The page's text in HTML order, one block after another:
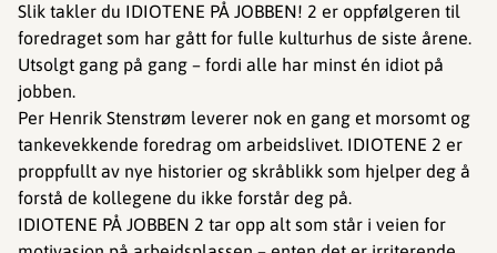
Slik takler du IDIOTENE PÅ JOBBEN! 2 er oppfølgeren til
foredraget som har gått for fulle kulturhus de siste årene.
Utsolgt gang på gang – fordi alle har minst én idiot på
jobben.
Per Henrik Stenstrøm leverer nok en gang et morsomt og
tankevekkende foredrag om arbeidslivet. IDIOTENE 2 er
proppfullt av nye historier og skråblikk som hjelper deg å
forstå de kollegene du ikke forstår deg på.
IDIOTENE PÅ JOBBEN 2 tar opp alt som står i veien for